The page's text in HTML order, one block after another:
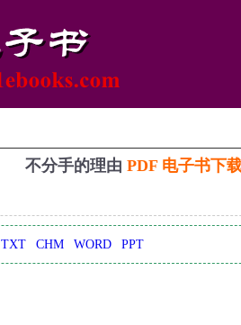
不分手的理由 PDF 电子书下
TXT CHM WORD PPT